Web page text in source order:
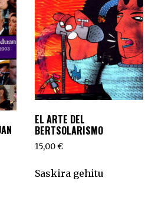
EL ARTE DEL
BERTSOLARISMO
15,00€
Saskira gehitu